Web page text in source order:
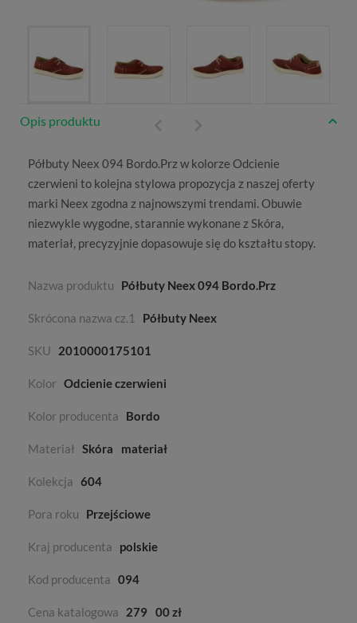
Opis produktu
Półbuty Neex 094 Bordo.Prz w kolorze Odcienie
czerwieni to kolejna stylowa propozycja z naszej oferty
marki Neex zgodna z najnowszymi trendami. Obuwie
niezwykle wygodne, starannie wykonane zSkóra,
materiał, precyzyjnie dopasowuje się do kształtu stopy.
Nazwa produktu Półbuty Neex 094 Bordo.Prz
Skrócona nazwa cz.1 Półbuty Neex
SKU 2010000175101
Kolor Odcienie czerwieni
Kolor producenta Bordo
Materiał Skóra materiał
Kolekcja 604
Pora roku Przejściowe
Kraj producenta polskie
Kod producenta 094
Cena katalogowa 279 00 zł